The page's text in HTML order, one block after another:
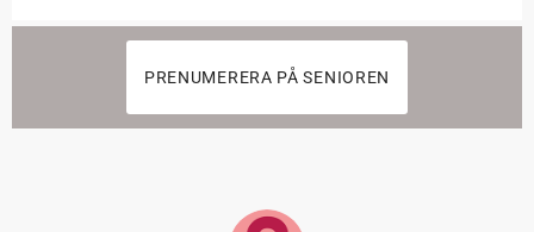
PRENUMERERA PÅ SENIOREN